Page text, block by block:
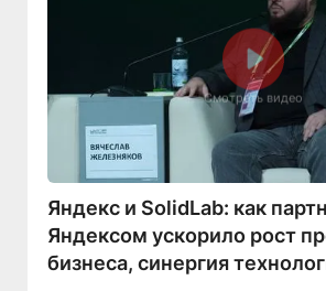
Смотреть видео
Яндекс и SolidLab: как
Яндексом ускорило рост
бизнеса, синергия